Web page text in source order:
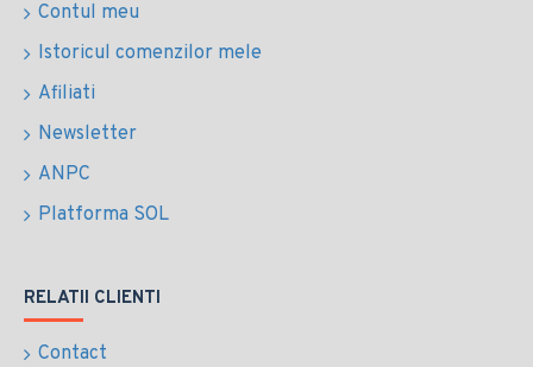
Contul meu
Istoricul comenzilor mele
Afiliati
Newsletter
ANPC
Platforma SOL
RELATII CLIENTI
Contact